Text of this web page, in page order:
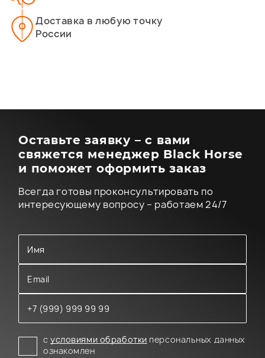
Доставка в любую точку
России
Оставьте заявку – с вами
свяжется менеджер Black Horse
и поможет оформить заказ
Всегда готовы проконсультировать по
интересующему вопросу – работаем 24/7
сусловиями обработки персональных данных
ознакомлен